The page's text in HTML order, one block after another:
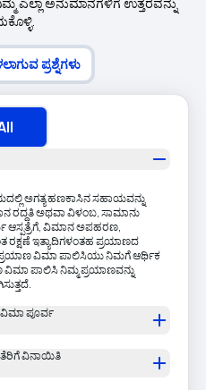
ಪ್ರಶ್ನೆಗಳು
ಅಗತ್ಯ ಹಣಕಾಸಿನ ಸಹಾಯವನ್ನು
ರದ್ದತಿ ಅಥವಾ ವಿಳಂಬ, ಸಾಮಾನು
ಆಸ್ಪತ್ರೆಗೆ, ವಿಮಾನ ಅಪಹರಣ,
ರಕ್ಷಣೆ ಇತ್ಯಾದಿಗಳಂತಹ ಪ್ರಯಾಣದ
ಪ್ರಯಾಣ ವಿಮಾ ಪಾಲಿಸಿಯು ನಿಮಗೆ ಆರ್ಥಿಕ
ಪಾಲಿಸಿ ನಿಮ್ಮ ಪ್ರಯಾಣವನ್ನು
ಪೂರ್ವ
ವಿನಾಯಿತಿ